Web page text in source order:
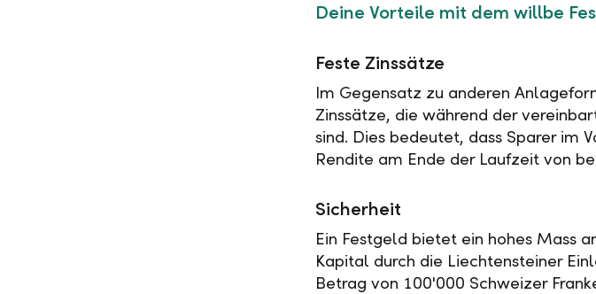
Deine Vorteile mit dem willbe
Feste Zinssätze
Im Gegensatz zu anderen
Zinssätze, die während der
sind. Dies bedeutet, dass Sparer im
Rendite am Ende der Laufzeit von
Sicherheit
Ein Festgeld bietet ein hohes Mass
Kapital durch die Liechtensteiner
Betrag von 100'000 Schweizer